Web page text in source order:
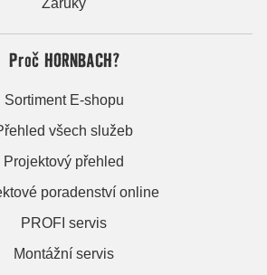
Proč HORNBACH?
Sortiment E-shopu
všech služeb
Projektový přehled
poradenství online
PROFI servis
Montážní servis